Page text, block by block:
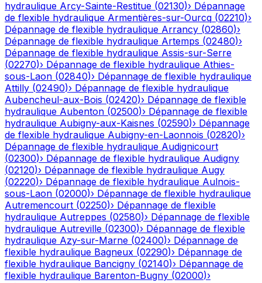
hydraulique Arcy-Sainte-Restitue (02130)› Dépannage
de flexible hydraulique Armentières-sur-Ourcq (02210)›
Dépannage de flexible hydraulique Arrancy (02860)›
Dépannage de flexible hydraulique Artemps (02480)›
Dépannage de flexible hydraulique Assis-sur-Serre
(02270)› Dépannage de flexible hydraulique Athies-
sous-Laon (02840)› Dépannage de flexible hydraulique
Attilly (02490)› Dépannage de flexible hydraulique
Aubencheul-aux-Bois (02420)› Dépannage de flexible
hydraulique Aubenton (02500)› Dépannage de flexible
hydraulique Aubigny-aux-Kaisnes (02590)› Dépannage
de flexible hydraulique Aubigny-en-Laonnois (02820)›
Dépannage de flexible hydraulique Audignicourt
(02300)› Dépannage de flexible hydraulique Audigny
(02120)› Dépannage de flexible hydraulique Augy
(02220)› Dépannage de flexible hydraulique Aulnois-
sous-Laon (02000)› Dépannage de flexible hydraulique
Autremencourt (02250)› Dépannage de flexible
hydraulique Autreppes (02580)› Dépannage de flexible
hydraulique Autreville (02300)› Dépannage de flexible
hydraulique Azy-sur-Marne (02400)› Dépannage de
flexible hydraulique Bagneux (02290)› Dépannage de
flexible hydraulique Bancigny (02140)› Dépannage de
flexible hydraulique Barenton-Bugny (02000)›